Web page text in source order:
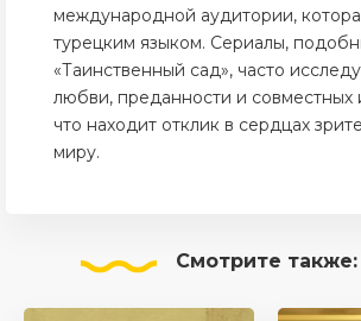
международной аудитории,
турецким языком. Сериалы,
«Таинственный сад», часто
любви, преданности и совместных
что находит отклик в сердцах
миру.
Смотрите также: